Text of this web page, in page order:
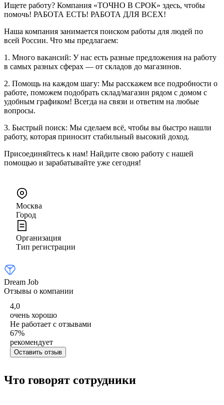
Ищете работу? Компания «ТОЧНО В СРОК» здесь, чтобы
помочь! РАБОТА ЕСТЬ! РАБОТА ДЛЯ ВСЕХ!
Наша компания занимается поиском работы для людей по
всей России. Что мы предлагаем:
1. Много вакансий: У нас есть разные предложения на работу
в самых разных сферах — от складов до магазинов.
2. Помощь на каждом шагу: Мы расскажем все подробности о
работе, поможем подобрать склад/магазин рядом с домом с
удобным графиком! Всегда на связи и ответим на любые
вопросы.
3. Быстрый поиск: Мы сделаем всё, чтобы вы быстро нашли
работу, которая приносит стабильный высокий доход.
Присоединяйтесь к нам! Найдите свою работу с нашей
помощью и зарабатывайте уже сегодня!
Москва
Город
Организация
Тип регистрации
Dream Job
Отзывы о компании
4,0
очень хорошо
Не работает с отзывами
67%
рекомендует
Оставить отзыв
Что говорят сотрудники